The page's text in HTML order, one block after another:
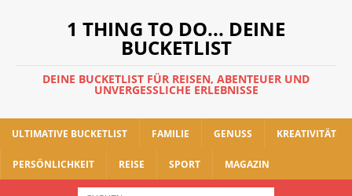
1 THING TO DO... DEINE
BUCKETLIST
DEINE BUCKETLIST FÜR REISEN, ABENTEUER UND
UNVERGESSLICHE ERLEBNISSE
ULTIMATIVE BUCKETLIST FAMILIE GENUSS KREATIVITÄT
PERSÖNLICHKEIT REISE SPORT MAGAZIN